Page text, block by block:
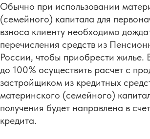
Обычно при использовании
(семейного) капитала для
взноса клиенту необходимо
перечисления средств из
России, чтобы приобрести жилье.
до 100% осуществить расчет с
застройщиком из кредитных
материнского (семейного)
получения будет направлена в
кредита.